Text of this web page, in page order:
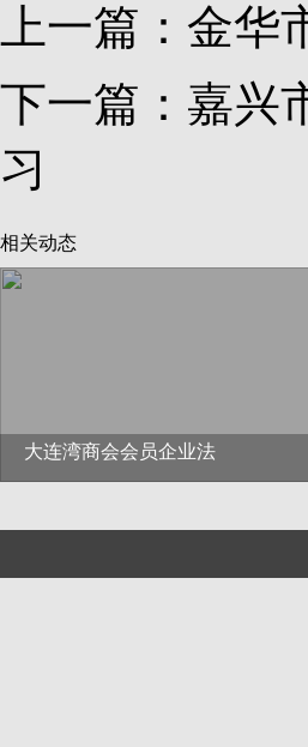
上一篇： 金华
下一篇： 嘉兴
习
相关动态
大连湾商会会员企业法